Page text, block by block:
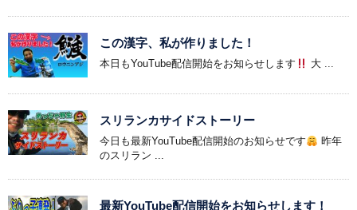
この漢字、私が作りました！
本日もYouTube配信開始をお知らせします 大 ...
スリランカサイドストーリー
今日も最新YouTube配信開始のお知らせです
昨年
のスリラン ...
最新YouTube配信開始をお知らせします！